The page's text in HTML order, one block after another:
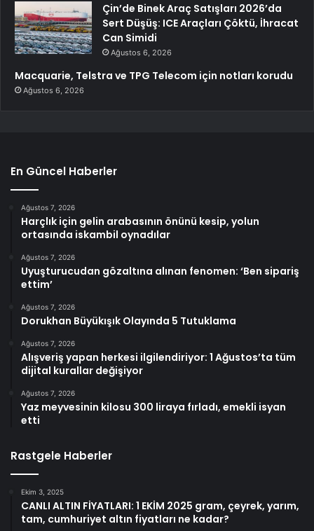
Çin’de Binek Araç Satışları 2026’da
Sert Düşüş: ICE Araçları Çöktü, İhracat
Can Simidi
Ağustos 6, 2026
Macquarie, Telstra ve TPG Telecom için notları korudu
Ağustos 6, 2026
En Güncel Haberler
Ağustos 7, 2026
Harçlık için gelin arabasının önünü kesip, yolun
ortasında iskambil oynadılar
Ağustos 7, 2026
Uyuşturucudan gözaltına alınan fenomen: ‘Ben sipariş
ettim’
Ağustos 7, 2026
Dorukhan Büyükışık Olayında 5 Tutuklama
Ağustos 7, 2026
Alışveriş yapan herkesi ilgilendiriyor: 1 Ağustos’ta tüm
dijital kurallar değişiyor
Ağustos 7, 2026
Yaz meyvesinin kilosu 300 liraya fırladı, emekli isyan
etti
Rastgele Haberler
Ekim 3, 2025
CANLI ALTIN FİYATLARI: 1 EKİM 2025 gram, çeyrek, yarım,
tam, cumhuriyet altın fiyatları ne kadar?